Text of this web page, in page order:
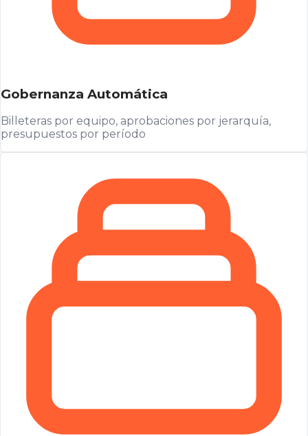
Gobernanza Automática
Billeteras por equipo, aprobaciones por jerarquía,
presupuestos por período